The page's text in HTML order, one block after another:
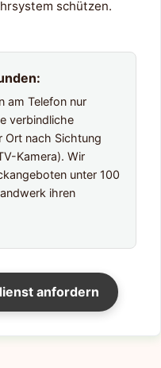
schützen.
am Telefon nur
verbindliche
Ort nach Sichtung
Kamera). Wir
unter 100
ihren
anfordern